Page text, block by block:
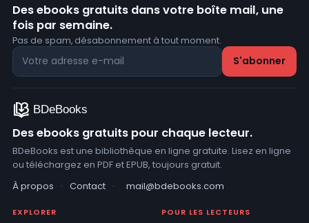
Des ebooks gratuits dans votre boîte mail, une
fois par semaine.
Pas de spam, désabonnement à tout moment.
Des ebooks gratuits pour chaque lecteur.
BDeBooks est une bibliothèque en ligne gratuite. Lisez en ligne
ou téléchargez en PDF et EPUB, toujours gratuit.
À propos
· Contact · mail@bdebooks.com
EXPLORER POUR LES LECTEURS